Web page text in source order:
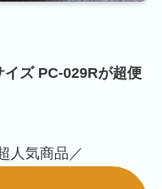
ズ PC-029Rが超便
人気商品／